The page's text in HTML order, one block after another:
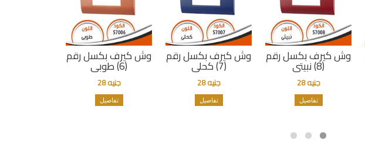
وش كيرف بكسل رقم
(6) طوبى
جنيه 28
تفاصيل
وش كيرف بكسل رقم
(7) كحلى
جنيه 28
تفاصيل
وش كيرف بكسل رقم
(8) نبيتى
جنيه 28
تفاصيل